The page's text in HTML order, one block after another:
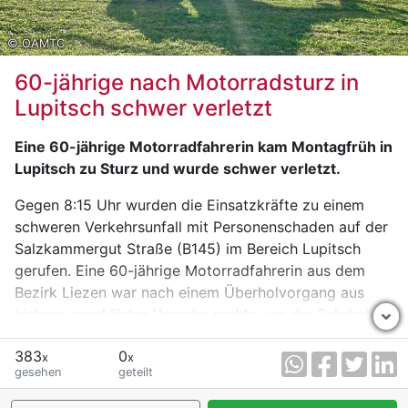
Ihre Mitmenschen. Seien Sie vorsichtig in trockener
Wald- und Wiesen-Umgebung, vermeiden Sie selbst
kleinste Zündquellen – diese können fatale Brände
auslösen!“
© ÖAMTC
60-jährige nach Motorradsturz in
Lupitsch schwer verletzt
Eine 60-jährige Motorradfahrerin kam Montagfrüh in
Lupitsch zu Sturz und wurde schwer verletzt.
Gegen 8:15 Uhr wurden die Einsatzkräfte zu einem
schweren Verkehrsunfall mit Personenschaden auf der
Salzkammergut Straße (B145) im Bereich Lupitsch
gerufen. Eine 60-jährige Motorradfahrerin aus dem
Bezirk Liezen war nach einem Überholvorgang aus
bislang ungeklärter Ursache rechts von der Fahrbahn
abgekommen und in weiterer Folge gestürzt. Dabei
wurde sie vom Motorrad geschleudert und blieb
regungslos im Straßengraben liegen. Die schwer
verletzte 60-Jährige wurde nach der notärztlichen
383x
gesehen
0x
geteilt